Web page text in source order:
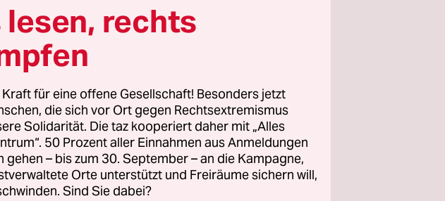
um eine Eizelle oder eine
Menschen. Natürlich kann
möglich ist, ein
ethische Fragen
die Natur? Spielen wir Gott?
sein, die profitieren?
werden nötig sein.
lesen, rechts
für eine offene Gesellschaft! Besonders jetzt
die sich vor Ort gegen Rechtsextremismus
Solidarität. Die taz kooperiert daher mit „Alles
50 Prozent aller Einnahmen aus Anmeldungen
gehen – bis zum 30. September – an die Kampagne,
Orte unterstützt und Freiräume sichern will,
Sind Sie dabei?